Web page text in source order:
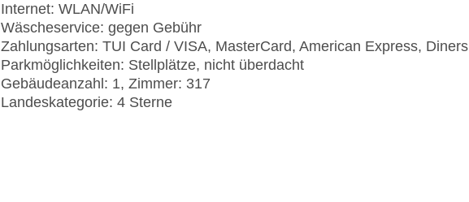
Internet: WLAN/WiFi
Wäscheservice: gegen Gebühr
Zahlungsarten: TUI Card / VISA, MasterCard, American Express, Diners
Parkmöglichkeiten: Stellplätze, nicht überdacht
Gebäudeanzahl: 1, Zimmer: 317
Landeskategorie: 4 Sterne